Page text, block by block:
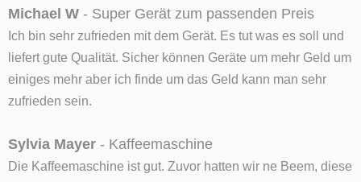
Michael W - Super Gerät zum passenden Preis
Ich bin sehr zufrieden mit dem Gerät. Es tut was es soll und
liefert gute Qualität. Sicher können Geräte um mehr Geld um
einiges mehr aber ich finde um das Geld kann man sehr
zufrieden sein.
Sylvia Mayer - Kaffeemaschine
Die Kaffeemaschine ist gut. Zuvor hatten wir ne Beem, diese